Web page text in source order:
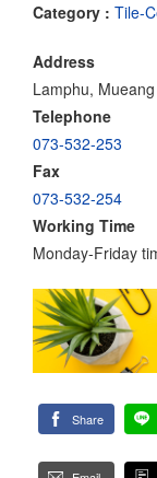
Category : Tile-
Address
Lamphu,
Telephone
073-532-253
Fax
073-532-254
Working Time
Monday-Friday
Share